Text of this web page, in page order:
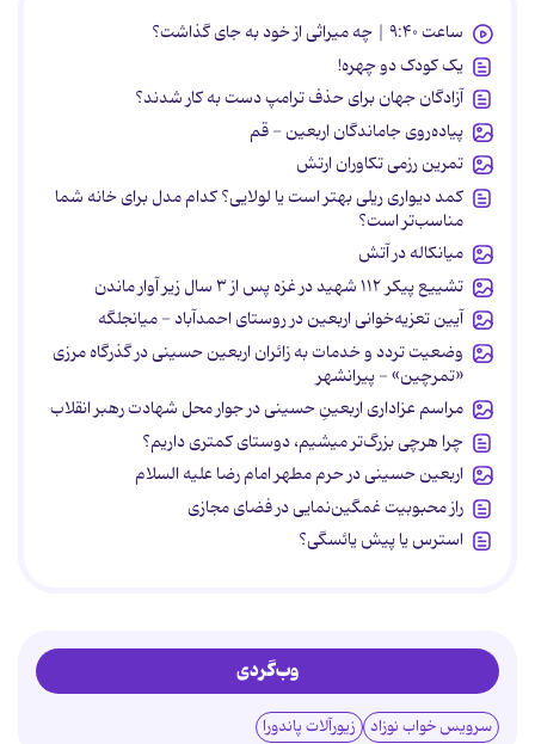
ساعت ۹:۴۰ | چه میراثی از خود به جای گذاشت؟
یک کودک دو چهره!
آزادگان جهان برای حذف ترامپ دست به کار شدند؟
پیاده‌روی جاماندگان اربعین - قم
تمرین رزمی تکاوران ارتش
کمد دیواری ریلی بهتر است یا لولایی؟ کدام مدل برای خانه شما
مناسب‌تر است؟
میانکاله در آتش
تشییع پیکر ۱۱۲ شهید در غزه پس از ۳ سال زیر آوار ماندن
آیین تعزیه‌خوانی اربعین در روستای احمدآباد - میانجلگه
وضعیت تردد و خدمات به زائران اربعین حسینی در گذرگاه مرزی
«تمرچین» - پیرانشهر
مراسم عزاداری اربعینِ حسینی در جوار محل شهادت رهبر انقلاب
چرا هرچی بزرگ‌تر میشیم، دوستای کمتری داریم؟
اربعین حسینی در حرم مطهر امام رضا علیه السلام
راز محبوبیت غمگین‌نمایی در فضای مجازی
استرس یا پیش یائسگی؟
وب‌گردی
سرویس خواب نوزاد زیورآلات پاندورا